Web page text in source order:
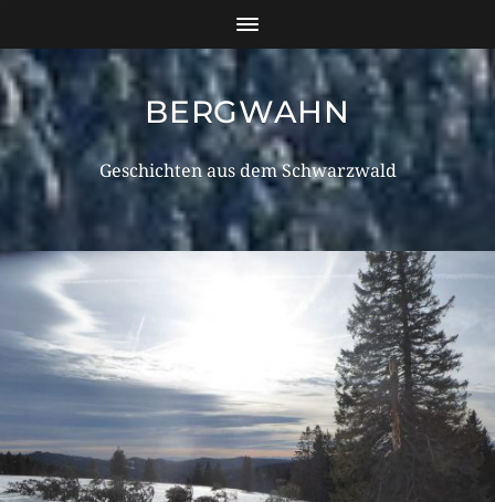
BERGWAHN
Geschichten aus dem Schwarzwald